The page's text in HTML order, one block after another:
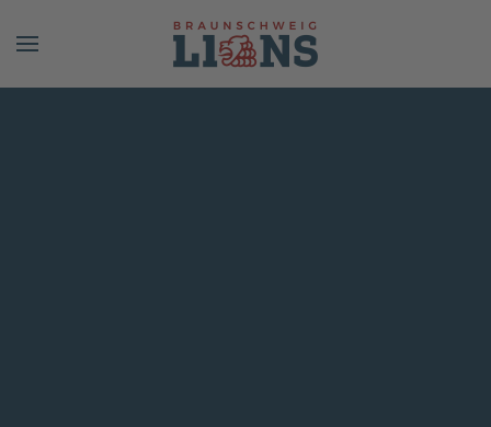
Skip to main content